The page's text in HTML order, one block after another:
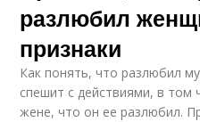
разлюбил
признаки
Как понять, что разлюбил
спешит с действиями, в том
жене, что он ее разлюбил.